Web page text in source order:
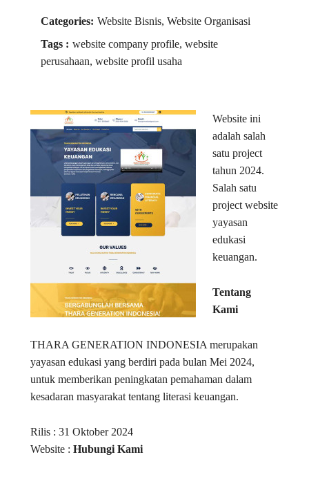
Categories: Website Bisnis, Website Organisasi
Tags : website company profile, website
perusahaan, website profil usaha
Website ini
adalah salah
satu project
tahun 2024.
Salah satu
project website
yayasan
edukasi
keuangan.
Tentang
Kami
THARA GENERATION INDONESIA merupakan
yayasan edukasi yang berdiri pada bulan Mei 2024,
untuk memberikan peningkatan pemahaman dalam
kesadaran masyarakat tentang literasi keuangan.
Rilis : 31 Oktober 2024
Website : Hubungi Kami